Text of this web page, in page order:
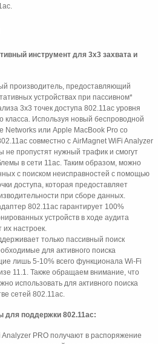
инструмент для 3х3 захвата и
производитель, предоставляющий
устройствах при пассивном*
3х3 точек доступа 802.11ac уровня
класса. Используя новый беспроводной
Networks или Apple MacBook Pro со
совместно с AirMagnet WiFi Analyzer
не пропустят нужный трафик и смогут
в сети 11ac. Таким образом, можно
с поиском неисправностей с помощью
доступа, которая предоставляет
при сборе данных.
802.11ac гарантирует 100%
устройств в ходе аудита
их настроек.
только пассивный поиск
для активного поиска
лишь 5-10% всего функционала Wi-Fi
11.1. Также обращаем внимание, что
использовать для активного поиска
сетей 802.11ac.
для поддержки 802.11ac:
PRO получают в распоряжение